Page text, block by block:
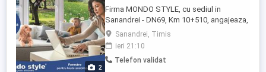
2
Firma MONDO STYLE, cu sediul in
Sanandrei - DN69, Km 10+510, angajeaza,
in conditii avantajoase, Montator
Tamplarie, Operator productie, Tamplar
PVC si AL, lacatus, etc. Cerinte: -
experienta in domeniu - seriozitate -
Sanandrei, Timis
ieri 21:10
Telefon validat